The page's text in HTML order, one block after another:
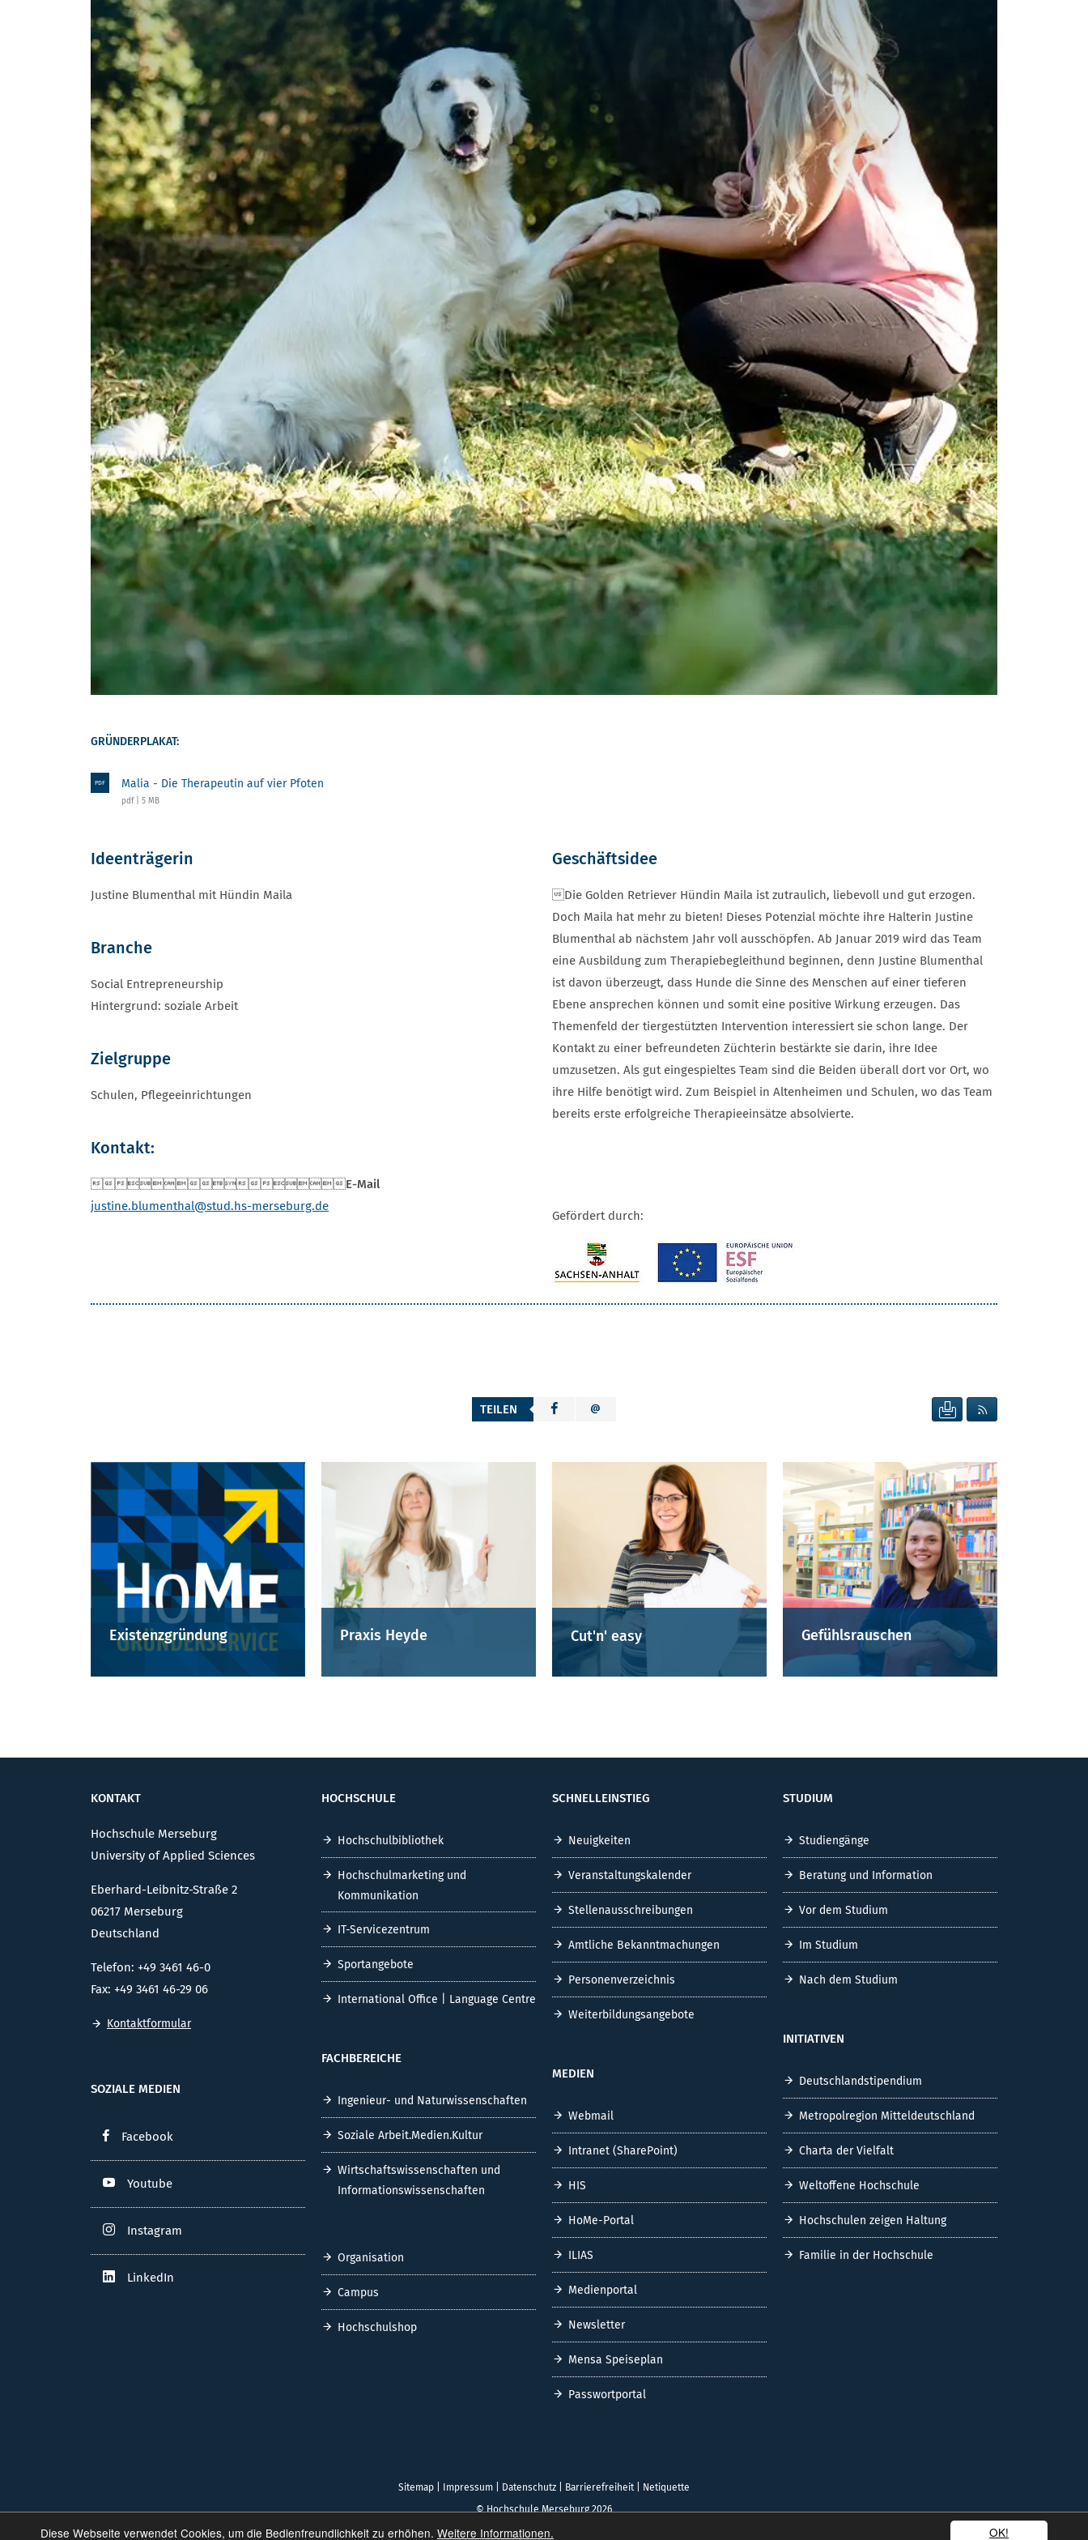
OK!
Diese Webseite verwendet Cookies, um die Bedienfreundlichkeit zu erhöhen. Weitere Informationen.
GRÜNDERPLAKAT:
PDF Malia - Die Therapeutin auf vier Pfoten
pdf | 5 MB
Ideenträgerin
Justine Blumenthal mit Hündin Maila
Branche
Social Entrepreneurship
Hintergrund: soziale Arbeit
Zielgruppe
Schulen, Pflegeeinrichtungen
Kontakt:
 E-Mail
justine.blumenthal@stud.hs-merseburg.de
Geschäftsidee
Die Golden Retriever Hündin Maila ist zutraulich, liebevoll und gut erzogen.
Doch Maila hat mehr zu bieten! Dieses Potenzial möchte ihre Halterin Justine
Blumenthal ab nächstem Jahr voll ausschöpfen. Ab Januar 2019 wird das Team
eine Ausbildung zum Therapiebegleithund beginnen, denn Justine Blumenthal
ist davon überzeugt, dass Hunde die Sinne des Menschen auf einer tieferen
Ebene ansprechen können und somit eine positive Wirkung erzeugen. Das
Themenfeld der tiergestützten Intervention interessiert sie schon lange. Der
Kontakt zu einer befreundeten Züchterin bestärkte sie darin, ihre Idee
umzusetzen. Als gut eingespieltes Team sind die Beiden überall dort vor Ort, wo
ihre Hilfe benötigt wird. Zum Beispiel in Altenheimen und Schulen, wo das Team
bereits erste erfolgreiche Therapieeinsätze absolvierte.
Gefördert durch:
TEILEN SEITE DRUCKEN
Existenzgründung Praxis Heyde Cut'n' easy Gefühlsrauschen
KONTAKT
Hochschule Merseburg
University of Applied Sciences
Eberhard-Leibnitz-Straße 2
06217 Merseburg
Deutschland
Telefon: +49 3461 46-0
Fax: +49 3461 46-29 06
Kontaktformular
SOZIALE MEDIEN
Facebook
Youtube
Instagram
LinkedIn
HOCHSCHULE
Hochschulbibliothek
Hochschulmarketing und
Kommunikation
IT-Servicezentrum
Sportangebote
International Office | Language Centre
FACHBEREICHE
Ingenieur- und Naturwissenschaften
Soziale Arbeit.Medien.Kultur
Wirtschaftswissenschaften und
Informationswissenschaften
Organisation
Campus
Hochschulshop
SCHNELLEINSTIEG
Neuigkeiten
Veranstaltungskalender
Stellenausschreibungen
Amtliche Bekanntmachungen
Personenverzeichnis
Weiterbildungsangebote
MEDIEN
Webmail
Intranet (SharePoint)
HIS
HoMe-Portal
ILIAS
Medienportal
Newsletter
Mensa Speiseplan
Passwortportal
STUDIUM
Studiengänge
Beratung und Information
Vor dem Studium
Im Studium
Nach dem Studium
INITIATIVEN
Deutschlandstipendium
Metropolregion Mitteldeutschland
Charta der Vielfalt
Weltoffene Hochschule
Hochschulen zeigen Haltung
Familie in der Hochschule
Sitemap Impressum Datenschutz Barrierefreiheit|
Netiquette
© Hochschule Merseburg 2026